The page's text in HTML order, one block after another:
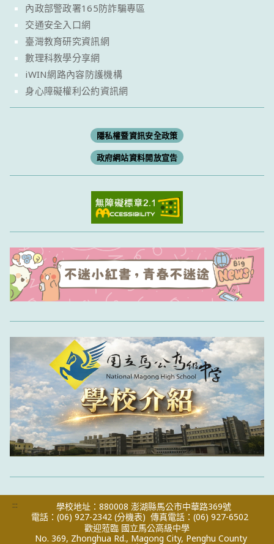
內政部警政署165防詐騙專區
交通安全入口網
臺灣教育研究資訊網
數理科教學分享網
iWIN網路內容防護機構
身心障礙權利公約資訊網
隱私權暨資訊安全政策
政府網站資料開放宣告
:::
學校地址：880008 澎湖縣馬公市中華路369號
電話：(06) 927-2342 (分機表) 傳真電話：(06) 927-6502
歡迎蒞臨 國立馬公高級中學
No. 369, Zhonghua Rd., Magong City, Penghu County